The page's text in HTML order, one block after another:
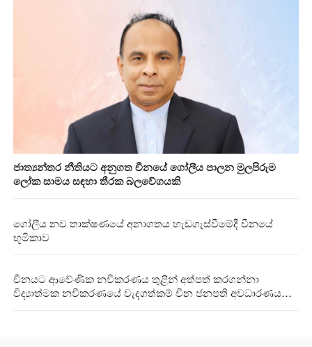
ජාත්‍යන්තර නීතියට අනුගත චීනයේ ගෝලීය පාලන මුලපිරුම
ලෝක සාමය සඳහා තීරක බලවේගයකි
ගෝලීය නව තාක්ෂණයේ අනාගතය හැඩගැස්වීමේදී චීනයේ
භූමිකාව
චීනයට ආවේණික නවීකරණය තුළින් අත්පත් කරගන්නා
විද්‍යාත්මක නවීකරණයේ වැදගත්කම් චීන ජනපති අවධාරණය